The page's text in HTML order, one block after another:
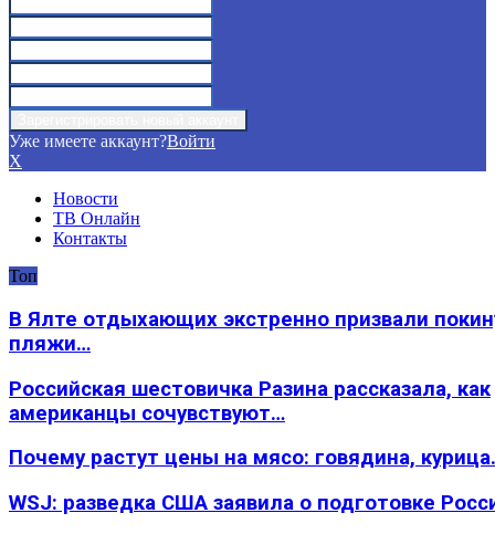
Уже имеете аккаунт?Войти
X
Новости
ТВ Онлайн
Контакты
Топ
В Ялте отдыхающих экстренно призвали
пляжи…
Российская шестовичка Разина рассказала, как
американцы сочувствуют…
Почему растут цены на мясо: говядина,
WSJ: разведка США заявила о подготовке